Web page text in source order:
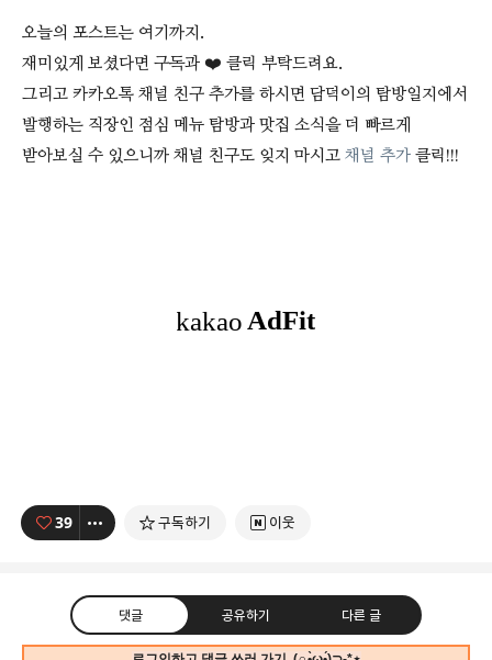
오늘의 포스트는 여기까지.
재미있게 보셨다면 구독과 ❤️ 클릭 부탁드려요.
그리고 카카오톡 채널 친구 추가를 하시면 담덕이의 탐방일지에서
발행하는 직장인 점심 메뉴 탐방과 맛집 소식을 더 빠르게
받아보실 수 있으니까 채널 친구도 잊지 마시고 채널 추가 클릭!!!
39 구독하기 이웃
댓글 공유하기 다른 글